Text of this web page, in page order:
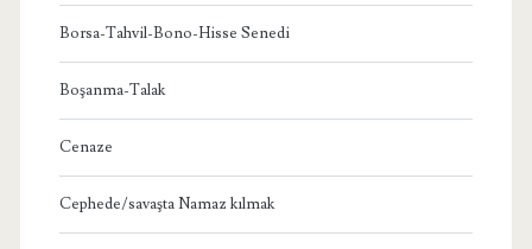
Borsa-Tahvil-Bono-Hisse Senedi
Boşanma-Talak
Cenaze
Cephede/savaşta Namaz kılmak